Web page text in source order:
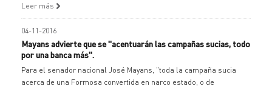
Leer más
04-11-2016
Mayans advierte que se "acentuarán las campañas sucias, todo
por una banca más".
Para el senador nacional José Mayans, "toda la campaña sucia
acerca de una Formosa convertida en narco estado, o de